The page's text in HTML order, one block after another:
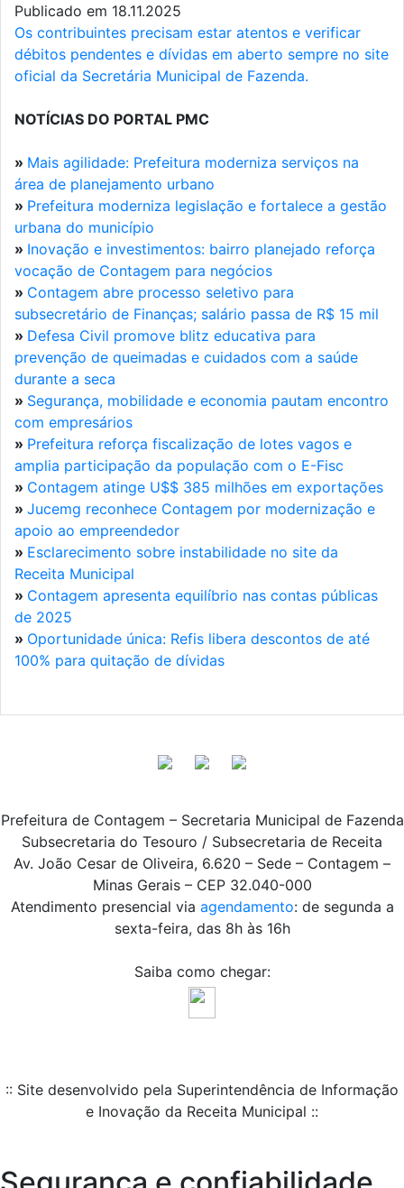
Publicado em 18.11.2025
Os contribuintes precisam estar atentos e verificar
débitos pendentes e dívidas em aberto sempre no site
oficial da Secretária Municipal de Fazenda.
NOTÍCIAS DO PORTAL PMC
» Mais agilidade: Prefeitura moderniza serviços na
área de planejamento urbano
» Prefeitura moderniza legislação e fortalece a gestão
urbana do município
» Inovação e investimentos: bairro planejado reforça
vocação de Contagem para negócios
» Contagem abre processo seletivo para
subsecretário de Finanças; salário passa de R$ 15 mil
» Defesa Civil promove blitz educativa para
prevenção de queimadas e cuidados com a saúde
durante a seca
» Segurança, mobilidade e economia pautam encontro
com empresários
» Prefeitura reforça fiscalização de lotes vagos e
amplia participação da população com o E-Fisc
» Contagem atinge U$$ 385 milhões em exportações
» Jucemg reconhece Contagem por modernização e
apoio ao empreendedor
» Esclarecimento sobre instabilidade no site da
Receita Municipal
» Contagem apresenta equilíbrio nas contas públicas
de 2025
» Oportunidade única: Refis libera descontos de até
100% para quitação de dívidas
Prefeitura de Contagem – Secretaria Municipal de Fazenda
Subsecretaria do Tesouro / Subsecretaria de Receita
Av. João Cesar de Oliveira, 6.620 – Sede – Contagem –
Minas Gerais – CEP 32.040-000
Atendimento presencial via agendamento: de segunda a
sexta-feira, das 8h às 16h
Saiba como chegar:
:: Site desenvolvido pela Superintendência de Informação
e Inovação da Receita Municipal ::